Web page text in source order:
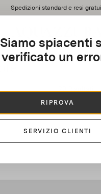
Spedizioni standard e resi
Siamo spiacenti
verificato un
RIPROVA
SERVIZIO CLIENTI